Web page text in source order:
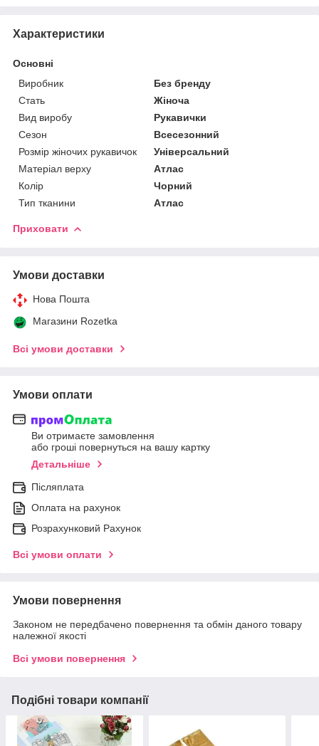
Характеристики
Основні
Виробник
Без бренду
Стать
Жіноча
Вид виробу
Рукавички
Сезон
Всесезонний
Розмір жіночих рукавичок
Універсальний
Матеріал верху
Атлас
Колір
Чорний
Тип тканини
Атлас
Приховати
Умови доставки
Нова Пошта
Магазини Rozetka
Всі умови доставки
Умови оплати
Ви отримаєте замовлення
або гроші повернуться на вашу картку
Детальніше
Післяплата
Оплата на рахунок
Розрахунковий Рахунок
Всі умови оплати
Умови повернення
Законом не передбачено повернення та обмін даного товару
належної якості
Всі умови повернення
Подібні товари компанії